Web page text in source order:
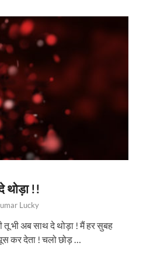
थोड़ा !!
Lucky
तू भी अब साथ दे थोड़ा ! मैं हर सुबह
कर देता ! चलो छोड़ …